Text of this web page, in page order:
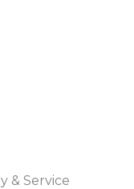
& Service